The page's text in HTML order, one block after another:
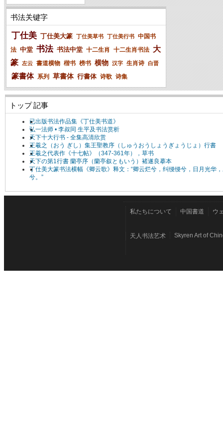
书法关键字
丁仕美 丁仕美大篆 丁仕美草书 丁仕美行书 中国书
法 中堂 书法 书法中堂 十二生肖 十二生肖书法 大
篆 左云 書道横物 楷书 榜书 横物 汉字 生肖诗 白晋
篆書体 系列 草書体 行書体 诗歌 诗集
トップ 記事
已出版书法作品集《丁仕美书道》
弘一法师 • 李叔同 生平及书法赏析
天下十大行书 - 全集高清欣赏
王羲之（おう ぎし）集王聖教序（しゅうおうしょうぎょうじょ）行書
王羲之代表作《十七帖》（347-361年），草书
天下の第1行書 蘭亭序（蘭亭叙ともいう）褚遂良摹本
丁仕美大篆书法横幅《卿云歌》释文：“卿云烂兮，纠缦缦兮，日月光华
兮。”
私たちについて 中国書道 ウ
天人书法艺术 Skyren Art of